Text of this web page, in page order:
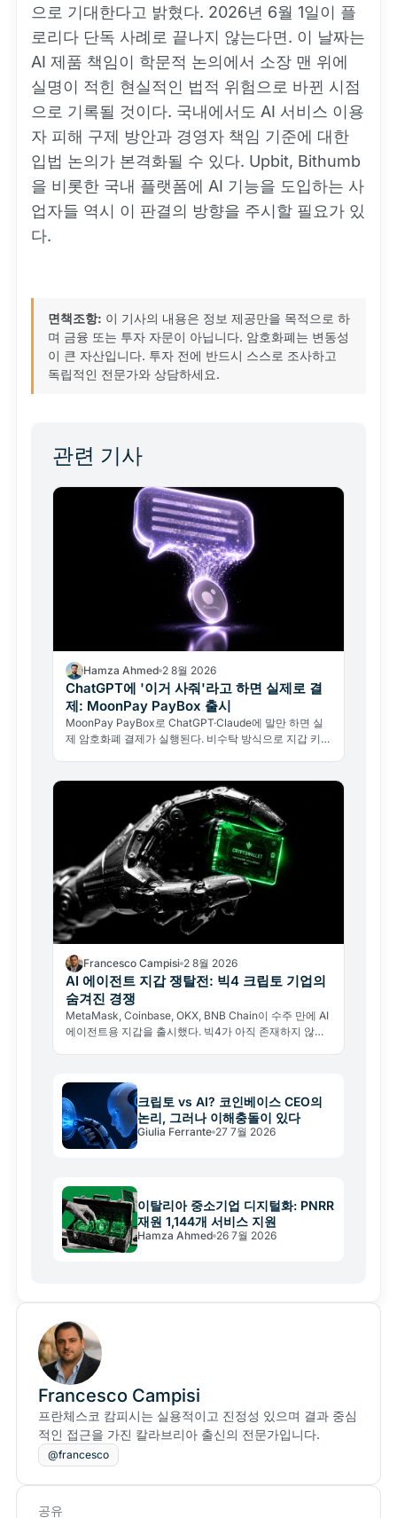
으로 기대한다고 밝혔다. 2026년 6월 1일이 플
로리다 단독 사례로 끝나지 않는다면. 이 날짜는
AI 제품 책임이 학문적 논의에서 소장 맨 위에
실명이 적힌 현실적인 법적 위험으로 바뀐 시점
으로 기록될 것이다. 국내에서도 AI 서비스 이용
자 피해 구제 방안과 경영자 책임 기준에 대한
입법 논의가 본격화될 수 있다. Upbit, Bithumb
을 비롯한 국내 플랫폼에 AI 기능을 도입하는 사
업자들 역시 이 판결의 방향을 주시할 필요가 있
다.
면책조항: 이 기사의 내용은 정보 제공만을 목적으로 하
며 금융 또는 투자 자문이 아닙니다. 암호화폐는 변동성
이 큰 자산입니다. 투자 전에 반드시 스스로 조사하고
독립적인 전문가와 상담하세요.
관련 기사
Hamza Ahmed 2 8월 2026
ChatGPT에 '이거 사줘'라고 하면 실제로 결
제: MoonPay PayBox 출시
MoonPay PayBox로 ChatGPT·Claude에 말만 하면 실
제 암호화폐 결제가 실행된다. 비수탁 방식으로 지갑 키를
Francesco Campisi 2 8월 2026
AI 에이전트 지갑 쟁탈전: 빅4 크립토 기업의
숨겨진 경쟁
MetaMask, Coinbase, OKX, BNB Chain이 수주 만에 AI
에이전트용 지갑을 출시했다. 빅4가 아직 존재하지 않는
크립토 vs AI? 코인베이스 CEO의
논리, 그러나 이해충돌이 있다
Giulia Ferrante 27 7월 2026
이탈리아 중소기업 디지털화: PNRR
재원 1,144개 서비스 지원
Hamza Ahmed 26 7월 2026
Francesco Campisi
프란체스코 캄피시는 실용적이고 진정성 있으며 결과 중심
적인 접근을 가진 칼라브리아 출신의 전문가입니다.
@francesco
공유